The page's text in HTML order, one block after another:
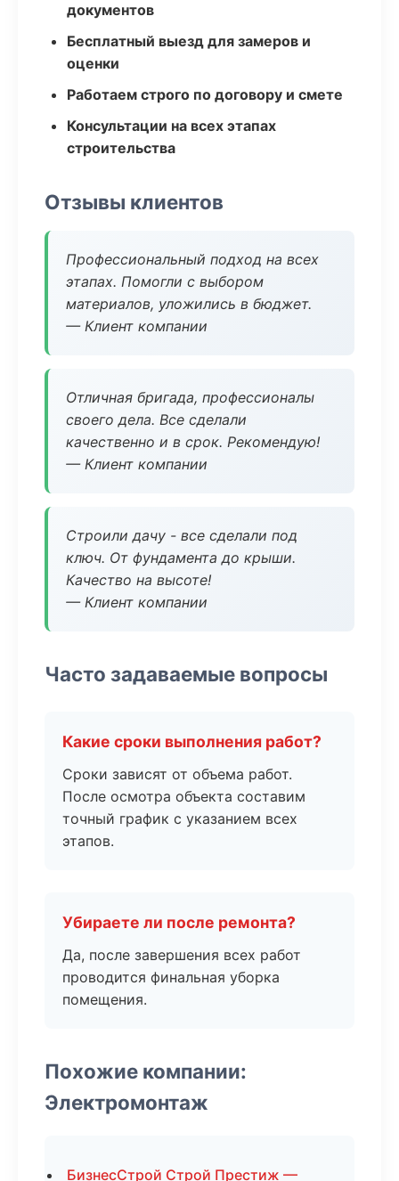
документов
Бесплатный выезд для замеров и
оценки
Работаем строго по договору и смете
Консультации на всех этапах
строительства
Отзывы клиентов
Профессиональный подход на всех
этапах. Помогли с выбором
материалов, уложились в бюджет.
— Клиент компании
Отличная бригада, профессионалы
своего дела. Все сделали
качественно и в срок. Рекомендую!
— Клиент компании
Строили дачу - все сделали под
ключ. От фундамента до крыши.
Качество на высоте!
— Клиент компании
Часто задаваемые вопросы
Какие сроки выполнения работ?
Сроки зависят от объема работ.
После осмотра объекта составим
точный график с указанием всех
этапов.
Убираете ли после ремонта?
Да, после завершения всех работ
проводится финальная уборка
помещения.
Похожие компании:
Электромонтаж
БизнесСтрой Строй Престиж —